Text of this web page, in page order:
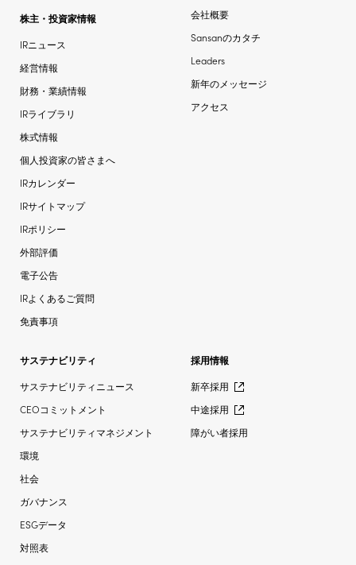
会社概要
Sansanのカタチ
Leaders
新年のメッセージ
アクセス
株主・投資家情報
IRニュース
経営情報
財務・業績情報
IRライブラリ
株式情報
個人投資家の皆さまへ
IRカレンダー
IRサイトマップ
IRポリシー
外部評価
電子公告
IRよくあるご質問
免責事項
サステナビリティ
サステナビリティニュース
CEOコミットメント
サステナビリティマネジメント
環境
社会
ガバナンス
ESGデータ
対照表
採用情報
新卒採用
中途採用
障がい者採用